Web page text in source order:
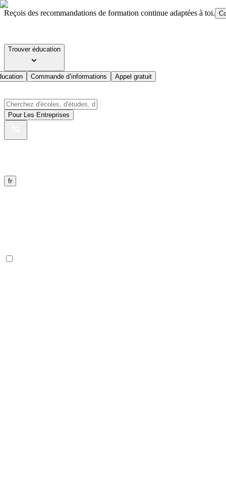
Reçois des recommandations de formation continue adaptées à toi.
Trouver éducation
Commande d’informations Appel gratuit
Pour Les Entreprises
fr